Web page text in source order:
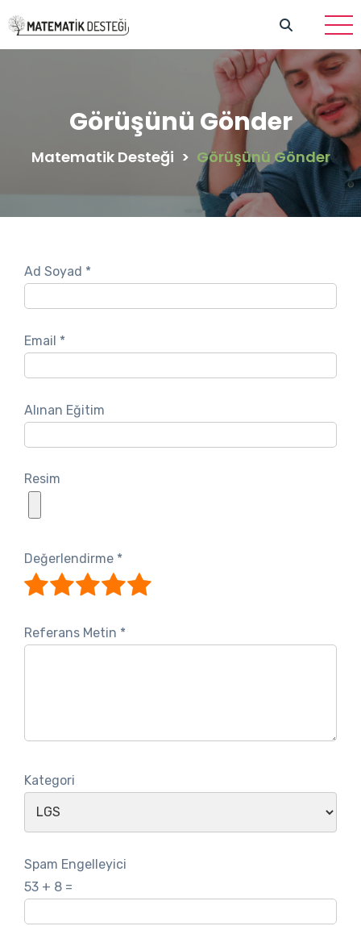
Görüşünü Gönder
Matematik Desteği > Görüşünü Gönder
Ad Soyad *
Email *
Alınan Eğitim
Resim
Değerlendirme *
Referans Metin *
Kategori
Spam Engelleyici
53 + 8 =